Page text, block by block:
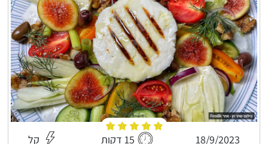
18/9/2023 15 דקות קל